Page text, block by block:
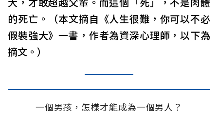
的死亡。（本文摘自《人生很難，你可以不必
假裝強大》一書，作者為資深心理師，以下為
摘文。）
一個男孩，怎樣才能成為一個男人？